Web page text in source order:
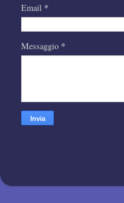
Email *
Messaggio *